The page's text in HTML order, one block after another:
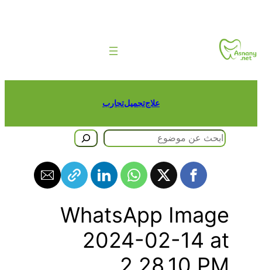
علاجتجميلتجارب
WhatsApp Image
2024-02-14 at